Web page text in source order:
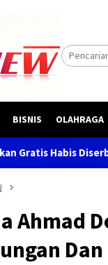
BISNIS OLAHRAGA
Warga,
Ahmad